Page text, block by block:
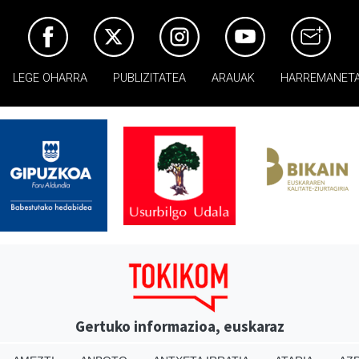
LEGE OHARRA PUBLIZITATEA ARAUAK
Gertuko informazioa, euskaraz